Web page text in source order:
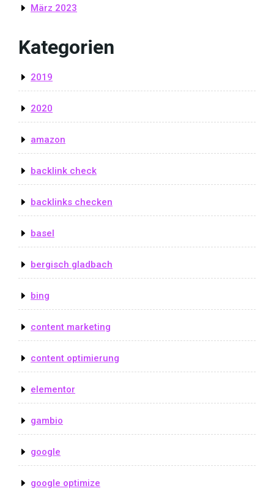
März 2023
Kategorien
2019
2020
amazon
backlink check
backlinks checken
basel
bergisch gladbach
bing
content marketing
content optimierung
elementor
gambio
google
google optimize